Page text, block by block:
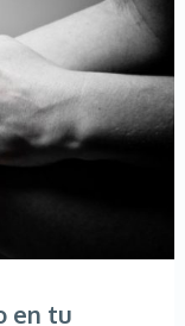
en tu